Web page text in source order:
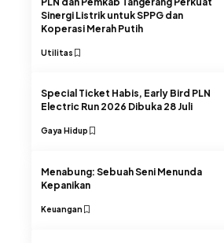
Sinergi Listrik untuk SPPG dan
Koperasi Merah Putih
Utilitas
Special Ticket Habis, Early Bird PLN
Electric Run 2026 Dibuka 28 Juli
Gaya Hidup
Menabung: Sebuah Seni Menunda
Kepanikan
Keuangan